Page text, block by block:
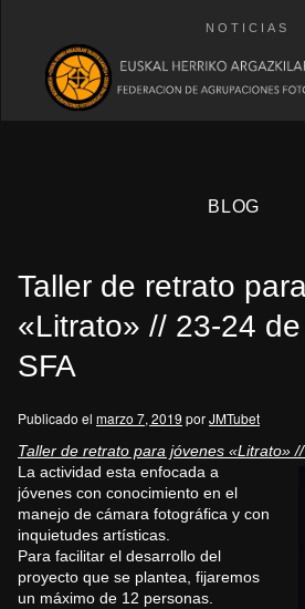
NOTICIAS
BLOG
Taller de retrato
«Litrato» // 23-24
SFA
Publicado el marzo 7, 2019 porJMTubet
Taller de retrato para jóvenes «Litrato»
La actividad esta enfocada a
jóvenes con conocimiento en el
manejo de cámara fotográfica y con
inquietudes artísticas.
Para facilitar el desarrollo del
proyecto que se plantea, fijaremos
un máximo de 12 personas.